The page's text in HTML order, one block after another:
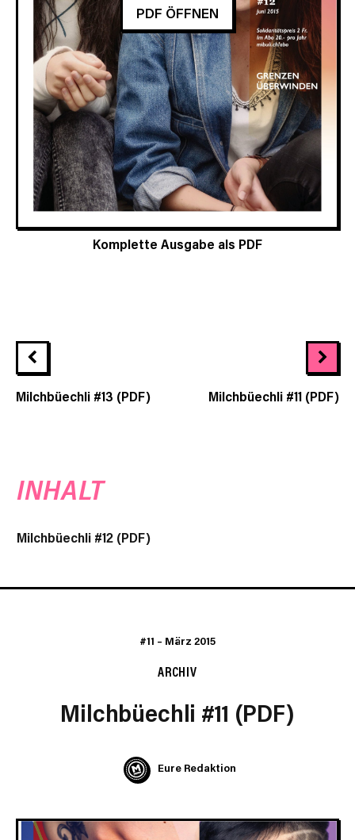
PDF ÖFFNEN
Komplette Ausgabe als PDF
Milchbüechli #13 (PDF) Milchbüechli #11 (PDF)
INHALT
Milchbüechli #12 (PDF)
#11 – März 2015
ARCHIV
Milchbüechli #11 (PDF)
Eure Redaktion